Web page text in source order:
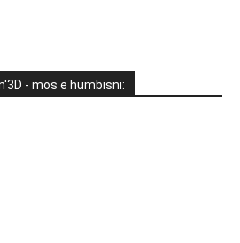
- mos e humbisni: